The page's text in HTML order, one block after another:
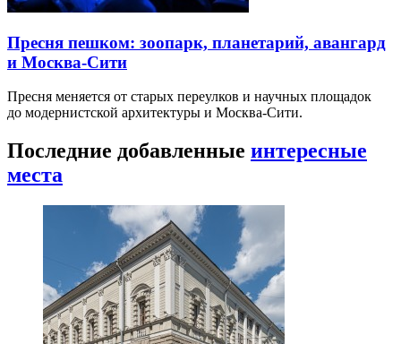
Пресня пешком: зоопарк, планетарий, авангард
и Москва-Сити
Пресня меняется от старых переулков и научных площадок
до модернистской архитектуры и Москва-Сити.
Последние добавленные интересные
места